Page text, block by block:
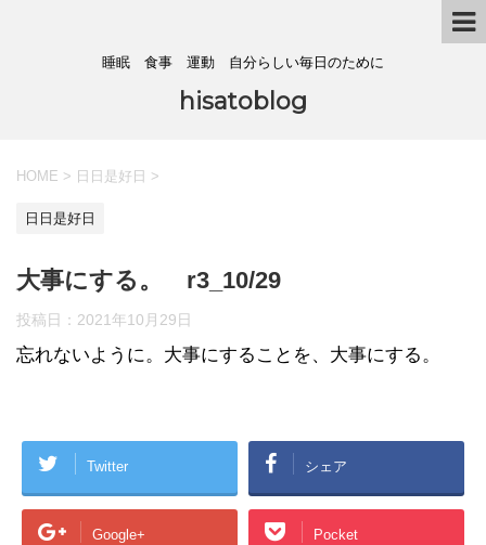
睡眠 食事 運動 自分らしい毎日のために
hisatoblog
HOME > 日日是好日 >
日日是好日
大事にする。 r3_10/29
投稿日： 2021年10月29日
忘れないように。大事にすることを、大事にする。
Twitter シェア
Google+ Pocket